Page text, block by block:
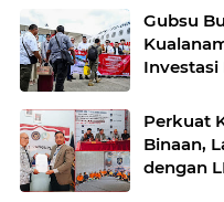
Gubsu
Perkuat
Binaan,
dengan